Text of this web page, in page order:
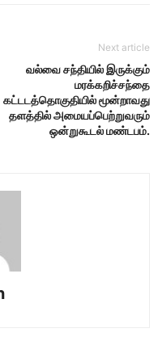
Next article
வல்வை சந்தியில் இருக்கும்
மரக்கறிச்சந்தை
கட்டடத்தொகுதியில் மூன்றாவது
தளத்தில் அமையப்பெற்றுவரும்
ஒன்றுகூடல் மண்டபம்.